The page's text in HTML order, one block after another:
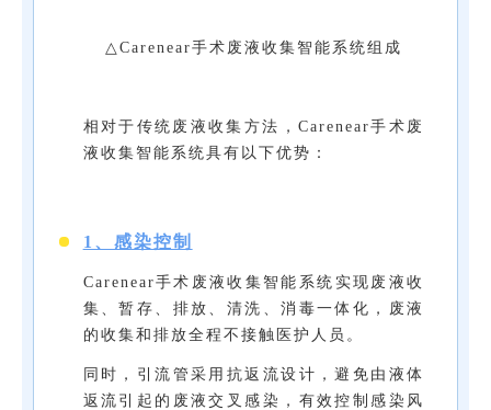
△Carenear手术废液收集智能系统组成
相对于传统废液收集方法，Carenear手术废
液收集智能系统具有以下优势：
1、感染控制
Carenear手术废液收集智能系统实现废液收
集、暂存、排放、清洗、消毒一体化，废液
的收集和排放全程不接触医护人员。
同时，引流管采用抗返流设计，避免由液体
返流引起的废液交叉感染，有效控制感染风